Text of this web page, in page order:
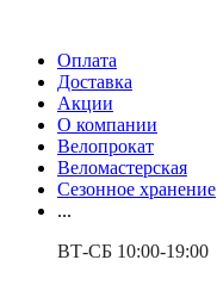
Оплата
Доставка
Акции
О компании
Велопрокат
Веломастерская
Сезонное хранение
...
ВТ-СБ 10:00-19:00